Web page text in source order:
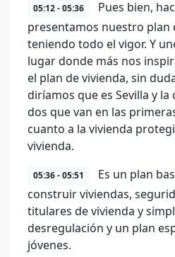
05:12 - 05:36
Pues bien,
presentamos nuestro plan
teniendo todo el vigor. Y
lugar donde más nos
el plan de vivienda, sin
diríamos que es Sevilla y
dos que van en las
cuanto a la vivienda
vivienda.
05:36 - 05:51
Es un plan
construir viviendas,
titulares de vivienda y
desregulación y un plan
jóvenes.